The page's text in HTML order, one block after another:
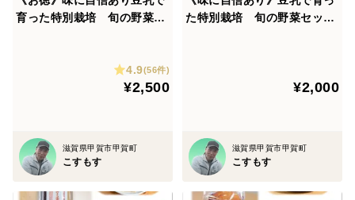
育った特別栽培 旬の野菜セ
4.9(56件)
¥2,500
滋賀県甲賀市甲賀町
こすもす
た特別栽培 旬の野菜セット
¥2,000
滋賀県甲賀市甲賀町
こすもす